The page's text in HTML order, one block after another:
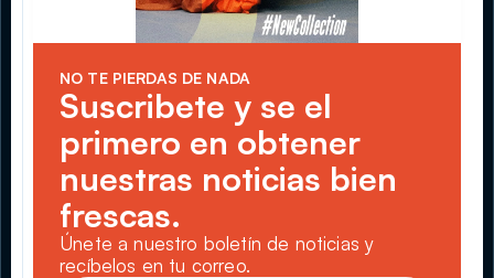
NO TE PIERDAS DE NADA
Suscribete y se el
primero en obtener
nuestras noticias bien
frescas.
Únete a nuestro boletín de noticias y
recíbelos en tu correo.